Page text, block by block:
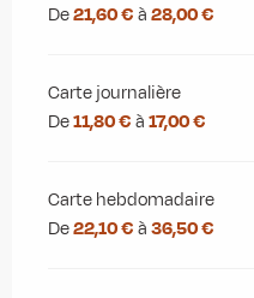
De21,60 €à28,00 €
Carte journalière
De11,80 €à17,00 €
Carte hebdomadaire
De22,10 €à36,50 €